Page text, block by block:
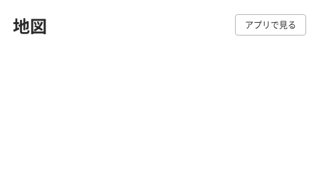
地図 アプリで見る